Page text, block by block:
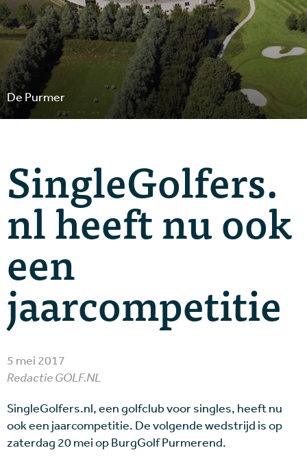
De Purmer
SingleGolfers.
nl heeft nu ook
een
jaarcompetitie
5 mei 2017
Redactie GOLF.NL
SingleGolfers.nl, een golfclub voor singles, heeft nu
ook een jaarcompetitie. De volgende wedstrijd is op
zaterdag 20 mei op BurgGolf Purmerend.